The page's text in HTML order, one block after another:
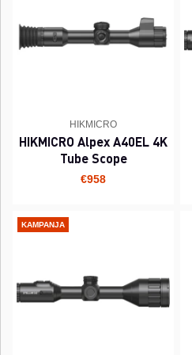
HIKMICRO
HIKMICRO Alpex A40EL 4K
Tube Scope
€958
KAMPANJA